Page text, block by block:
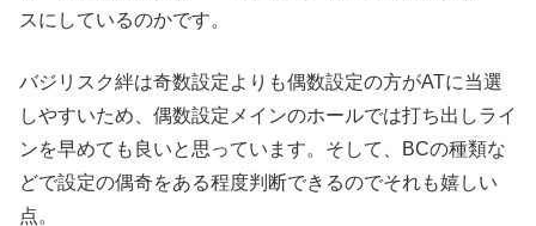
スにしているのかです。
バジリスク絆は奇数設定よりも偶数設定の方がATに当選
しやすいため、偶数設定メインのホールでは打ち出しライ
ンを早めても良いと思っています。そして、BCの種類な
どで設定の偶奇をある程度判断できるのでそれも嬉しい
点。